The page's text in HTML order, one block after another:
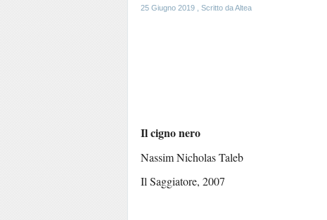
25 Giugno 2019 , Scritto da Altea
Il cigno nero
Nassim Nicholas Taleb
Il Saggiatore, 2007